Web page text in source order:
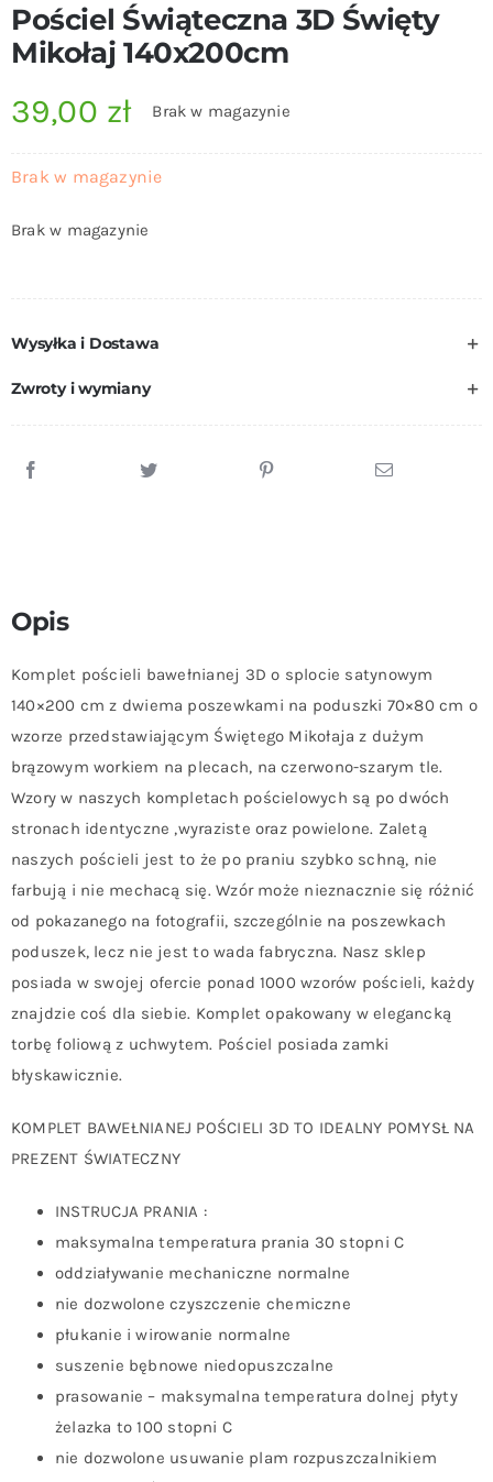
Pościel Świąteczna 3D Święty
Mikołaj 140x200cm
39,00 zł Brak w magazynie
Brak w magazynie
Brak w magazynie
Wysyłka i Dostawa
Zwroty i wymiany
Opis
Komplet pościeli bawełnianej 3D o splocie satynowym
140×200 cm z dwiema poszewkami na poduszki 70×80 cm o
wzorze przedstawiającym Świętego Mikołaja z dużym
brązowym workiem na plecach, na czerwono-szarym tle.
Wzory w naszych kompletach pościelowych są po dwóch
stronach identyczne ,wyraziste oraz powielone. Zaletą
naszych pościeli jest to że po praniu szybko schną, nie
farbują i nie mechacą się. Wzór może nieznacznie się różnić
od pokazanego na fotografii, szczególnie na poszewkach
poduszek, lecz nie jest to wada fabryczna. Nasz sklep
posiada w swojej ofercie ponad 1000 wzorów pościeli, każdy
znajdzie coś dla siebie. Komplet opakowany w elegancką
torbę foliową z uchwytem. Pościel posiada zamki
błyskawicznie.
KOMPLET BAWEŁNIANEJ POŚCIELI 3D TO IDEALNY POMYSŁ NA
PREZENT ŚWIATECZNY
INSTRUCJA PRANIA :
maksymalna temperatura prania 30 stopni C
oddziaływanie mechaniczne normalne
nie dozwolone czyszczenie chemiczne
płukanie i wirowanie normalne
suszenie bębnowe niedopuszczalne
prasowanie – maksymalna temperatura dolnej płyty
żelazka to 100 stopni C
nie dozwolone usuwanie plam rozpuszczalnikiem